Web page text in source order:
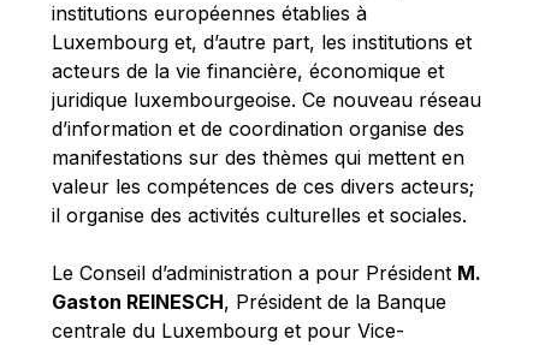
institutions européennes établies à
Luxembourg et, d’autre part, les institutions et
acteurs de la vie financière, économique et
juridique luxembourgeoise. Ce nouveau réseau
d’information et de coordination organise des
manifestations sur des thèmes qui mettent en
valeur les compétences de ces divers acteurs;
il organise des activités culturelles et sociales.
Le Conseil d’administration a pour Président M.
Gaston REINESCH, Président de la Banque
centrale du Luxembourg et pour Vice-